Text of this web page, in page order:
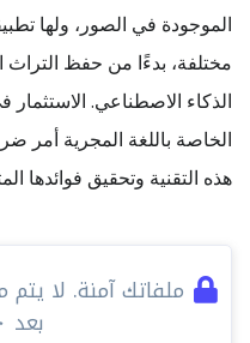
الموجودة في الصور، ولها
مختلفة، بدءًا من حفظ التراث
الخاصة باللغة المجرية أمر
هذه التقنية وتحقيق فوائدها
ملفاتك آمنة. لا يتم
بعد ٣٠ دقيقة